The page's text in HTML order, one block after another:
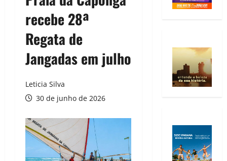
recebe 28ª
Regata de
Jangadas em julho
Leticia Silva
30 de junho de 2026